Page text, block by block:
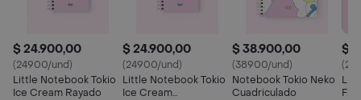
$ 24.900,00
(24900/und)
Little Notebook Tokio
Ice Cream Rayado
$ 24.900,00
(24900/und)
Little Notebook Tokio
Ice Cream
$ 38.900,00
(38900/und)
Notebook Tokio Neko
Cuadriculado
$